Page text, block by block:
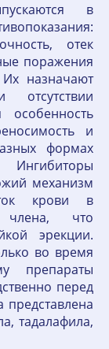
в
отек
поражения
назначают
особенность
и
формах
механизм
крови в
члена, что
эрекции.
во время
препараты
перед
тадалафила,